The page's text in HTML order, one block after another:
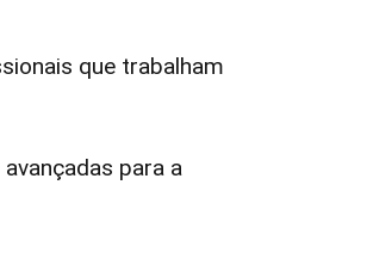
que trabalham
para a